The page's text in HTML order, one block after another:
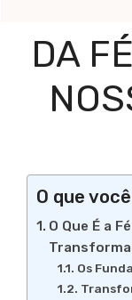
DA
O que
O Que É a
Os